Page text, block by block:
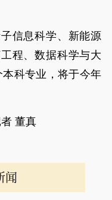
信息科学、新能源
程、数据科学与大
科专业，将于今年
董真
闻